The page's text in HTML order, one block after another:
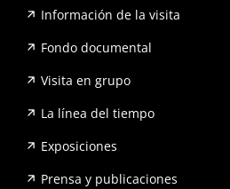
Información de la visita
Fondo documental
Visita en grupo
La línea del tiempo
Exposiciones
Prensa y publicaciones